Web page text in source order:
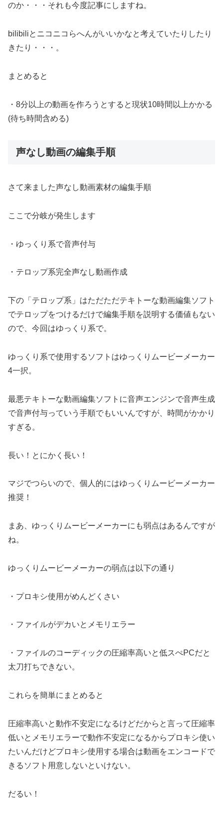
のか・・・それも今度記事にしますね。
bilibiliとニコニコらへんがいいかなと考えていたりしたり
きたり・・・。
まとめると
・8分以上の動画を作ろうとすると現状10時間以上かかる
(待ち時間含める)
声なし動画の編集手順
さて来ました声なし動画素材の編集手順
ここで分岐が発生します
・ゆっくり系で音声付与
・テロップ系完全声なし動画作成
下の「テロップ系」はただただテキトーな動画編集ソフト
でテロップをつけるだけで編集手順を説明する価値もない
ので、今回はゆっくり系で。
ゆっくり系で使用するソフトはゆっくりムービーメーカー
4一択。
最悪テキトーな動画編集ソフトに音声エンジンで音声生成
で音声付与っていう手順でもいいんですが、時間がかかり
すぎる。
長い！とにかく長い！
マジでつらいので、個人的にはゆっくりムービーメーカー
推奨！
まあ、ゆっくりムービーメーカーにも弱点はあるんですが
ね。
ゆっくりムービーメーカーの弱点は以下の通り
・プロキシ使用がめんどくさい
・ファイルがデカいとメモリエラー
・ファイルのコーディックの圧縮率高いと低スぺPCだと
太刀打ちできない。
これらを簡単にまとめると
圧縮率高いと動作不安定になるけどだからと言って圧縮率
低いとメモリエラーで動作不安定になるからプロキシ使い
たいんだけどプロキシ使用する場合は動画をエンコードで
きるソフト用意しないといけない。
だるい！